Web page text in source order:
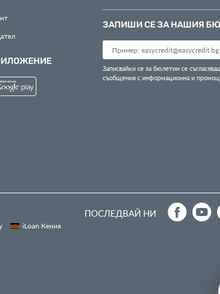
ЗАПИШИ СЕ ЗА НАШИЯ
Записвайки се за бюлетин се
съобщения с информационна и
iLoan Кения
ПОСЛЕДВАЙ НИ